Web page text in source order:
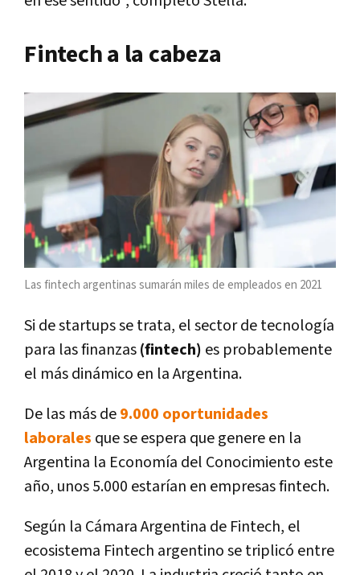
Fintech a la cabeza
Las fintech argentinas sumarán miles de empleados en 2021
Si de startups se trata, el sector de tecnología
para las finanzas(fintech) es probablemente
el más dinámico en la Argentina.
De las más de9.000 oportunidades
laborales que se espera que genere en la
Argentina la Economía del Conocimiento este
año, unos 5.000 estarían en empresas fintech.
Según la Cámara Argentina de Fintech, el
ecosistema Fintech argentino se triplicó entre